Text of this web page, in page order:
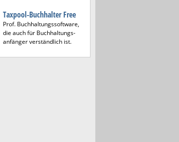
Taxpool-Buchhalter Free
Prof. Buchhaltungssoftware,
die auch für Buchhaltungs-
anfänger verständlich ist.